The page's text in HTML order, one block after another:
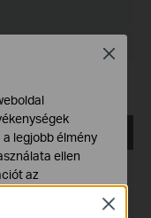
Close
legjobb élmény
ellen
az
Close